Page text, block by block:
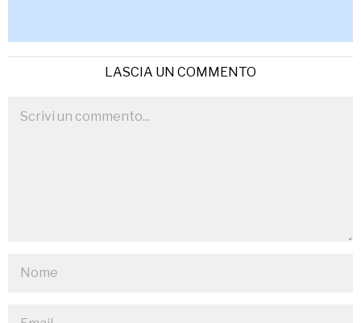
LASCIA UN COMMENTO